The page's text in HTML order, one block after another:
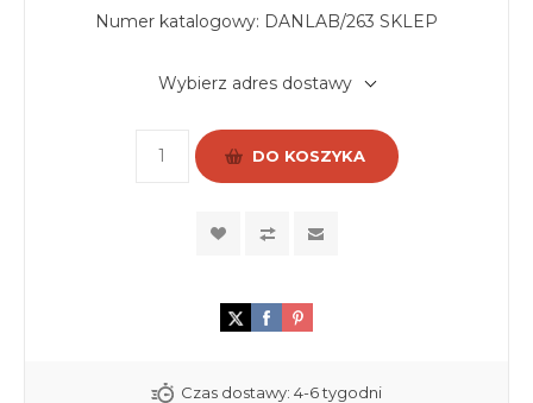
Numer katalogowy: DANLAB/263 SKLEP
Wybierz adres dostawy
DO KOSZYKA
Czas dostawy: 4-6 tygodni